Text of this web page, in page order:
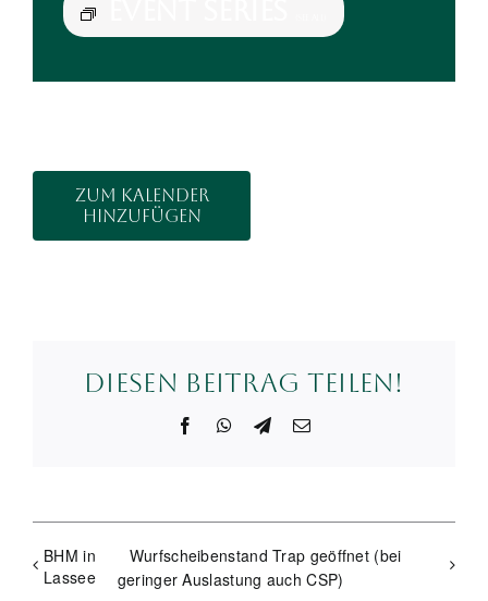
Verein
Zum Kalender
hinzufügen
Diesen Beitrag teilen!
FacebookWhatsApp
Telegram
E-
BHM in
Lassee
Wurfscheibenstand Trap geöffnet (bei
geringer Auslastung auch CSP)